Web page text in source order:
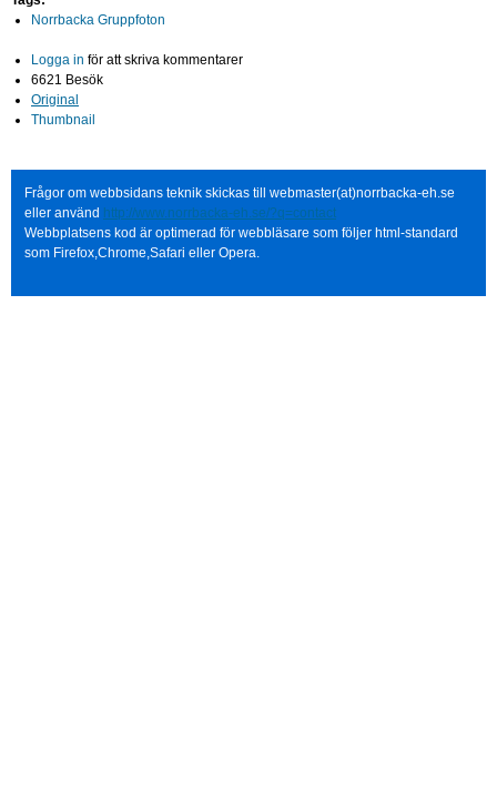
Norrbacka Gruppfoton
Logga in för att skriva kommentarer
6621 Besök
Original
Thumbnail
Frågor om webbsidans teknik skickas till webmaster(at)norrbacka-eh.se
eller använd http://www.norrbacka-eh.se/?q=contact
Webbplatsens kod är optimerad för webbläsare som följer html-standard
som Firefox,Chrome,Safari eller Opera.